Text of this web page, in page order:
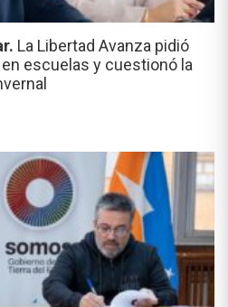
La Libertad Avanza pidió
escuelas y cuestionó la